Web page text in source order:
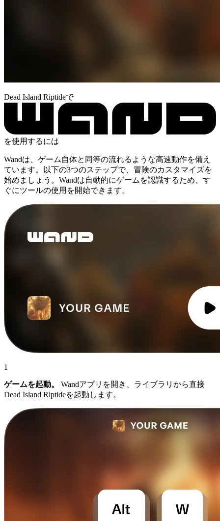
Dead Island Riptideで
を使用するには
Wandは、ゲーム自体と同等の流れるような高速動作を備え
ています。以下の3つのステップで、冒険のカスタマイズを
始めましょう。Wandは自動的にゲームを認識するため、す
ぐにツールの使用を開始できます。
1
ゲームを起動。
Wandアプリを開き、ライブラリから直接
Dead Island Riptideを起動します。